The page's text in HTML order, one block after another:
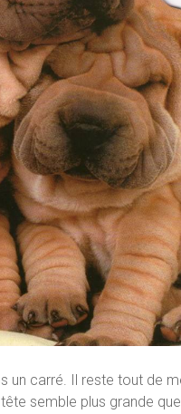
un carré. Il reste tout de
semble plus grande